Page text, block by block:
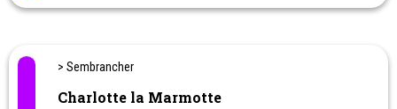
> Sembrancher
Charlotte la Marmotte